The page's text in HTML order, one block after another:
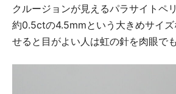
クルージョンが見えるパラサイトペリ
約0.5ctの4.5mmという大きめサイ
せると目がよい人は虹の針を肉眼で